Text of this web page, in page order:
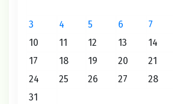
3
4 5 6 7
10
11 12 13 14
17
18 19 20 21
24
25 26 27 28
31